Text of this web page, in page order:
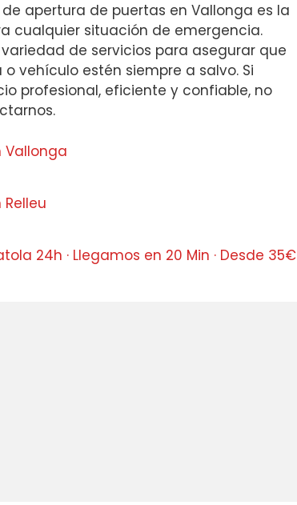
apertura de puertas en Vallonga es la
cualquier situación de emergencia.
de servicios para asegurar que
vehículo estén siempre a salvo. Si
profesional, eficiente y confiable, no
Vallonga
24h · Llegamos en 20 Min · Desde 35€